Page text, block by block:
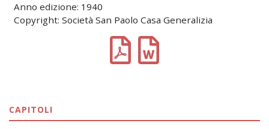
Anno edizione: 1940
Copyright: Società San Paolo Casa Generalizia
CAPITOLI